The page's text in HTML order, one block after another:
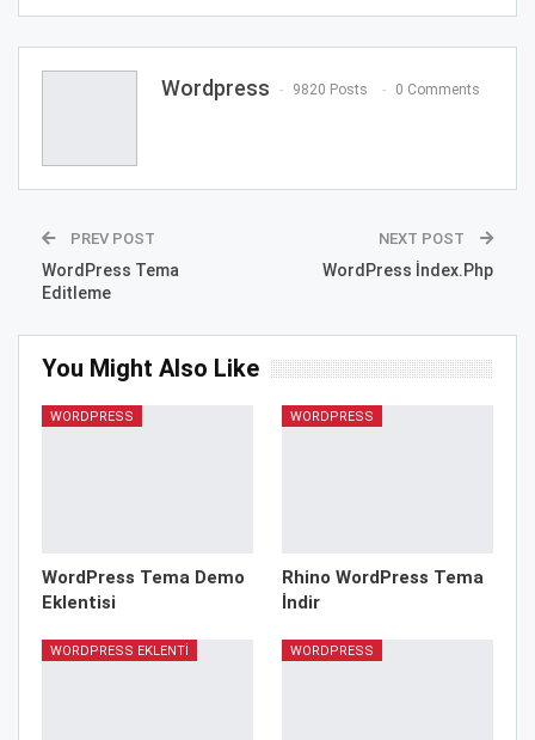
Wordpress 9820 Posts 0 Comments
PREV POST
WordPress Tema
Editleme
NEXT POST
WordPress İndex.Php
You Might Also Like
WORDPRESS
WordPress Tema Demo
Eklentisi
WORDPRESS
Rhino WordPress Tema
İndir
WORDPRESS EKLENTI WORDPRESS